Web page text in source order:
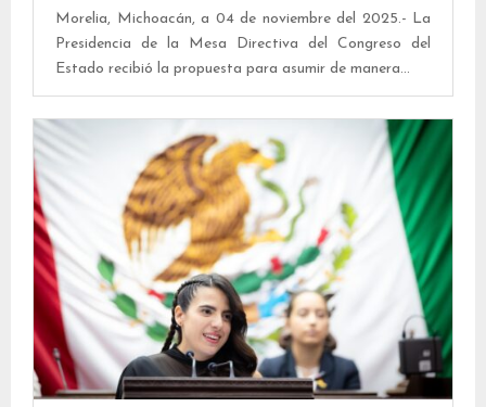
Morelia, Michoacán, a 04 de noviembre del 2025.- La
Presidencia de la Mesa Directiva del Congreso del
Estado recibió la propuesta para asumir de manera...